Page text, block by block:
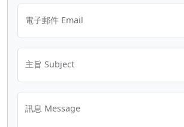
電子郵件 Email
主旨 Subject
訊息 Message